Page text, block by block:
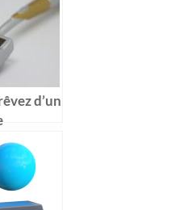
d’un
? La
est
vous